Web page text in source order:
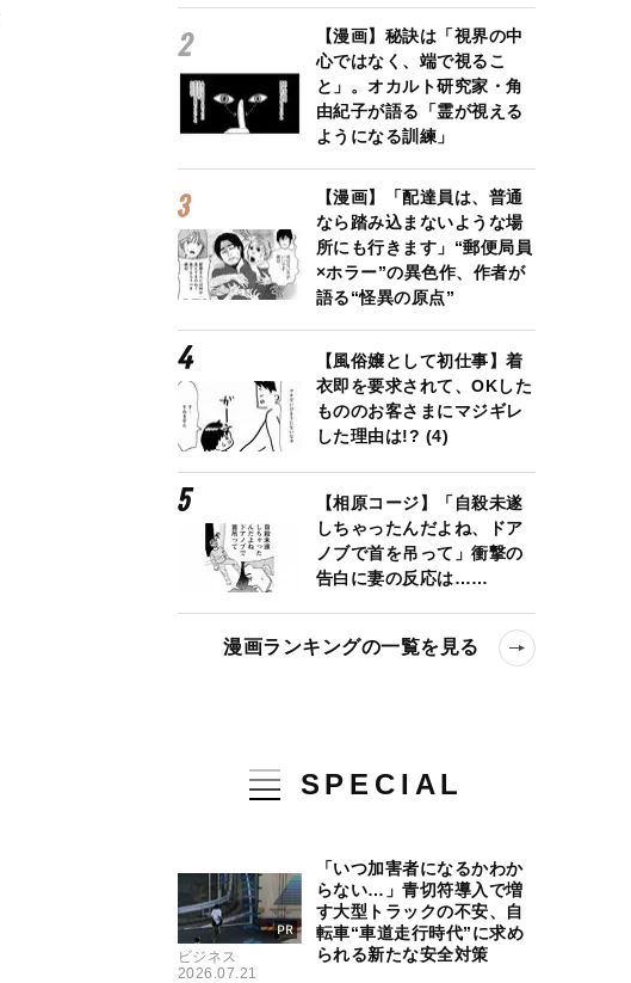
【漫画】秘訣は「視界の中
心ではなく、端で視るこ
と」。オカルト研究家・角
由紀子が語る「霊が視える
ようになる訓練」
【漫画】「配達員は、普通
なら踏み込まないような場
所にも行きます」“郵便局員
×ホラー”の異色作、作者が
語る“怪異の原点”
【風俗嬢として初仕事】着
衣即を要求されて、OKした
もののお客さまにマジギレ
した理由は!? (4)
【相原コージ】「自殺未遂
しちゃったんだよね、ドア
ノブで首を吊って」衝撃の
告白に妻の反応は……
漫画ランキングの一覧を見る
SPECIAL
ビジネス
2026.07.21
「いつ加害者になるかわか
らない…」青切符導入で増
す大型トラックの不安、自
転車“車道走行時代”に求め
られる新たな安全対策